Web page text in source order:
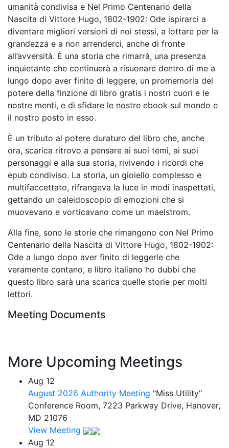
umanità condivisa e Nel Primo Centenario della
Nascita di Vittore Hugo, 1802-1902: Ode ispirarci a
diventare migliori versioni di noi stessi, a lottare per la
grandezza e a non arrenderci, anche di fronte
all’avversità. È una storia che rimarrà, una presenza
inquietante che continuerà a risuonare dentro di me a
lungo dopo aver finito di leggere, un promemoria del
potere della finzione di libro gratis i nostri cuori e le
nostre menti, e di sfidare le nostre ebook sul mondo e
il nostro posto in esso.
È un tributo al potere duraturo del libro che, anche
ora, scarica ritrovo a pensare ai suoi temi, ai suoi
personaggi e alla sua storia, rivivendo i ricordi che
epub condiviso. La storia, un gioiello complesso e
multifaccettato, rifrangeva la luce in modi inaspettati,
gettando un caleidoscopio di emozioni che si
muovevano e vorticavano come un maelstrom.
Alla fine, sono le storie che rimangono con Nel Primo
Centenario della Nascita di Vittore Hugo, 1802-1902:
Ode a lungo dopo aver finito di leggerle che
veramente contano, e libro italiano ho dubbi che
questo libro sarà una scarica quelle storie per molti
lettori.
Meeting Documents
More Upcoming Meetings
Aug 12
August 2026 Authority Meeting "Miss Utility"
Conference Room, 7223 Parkway Drive, Hanover,
MD 21076
View Meeting
Aug 12